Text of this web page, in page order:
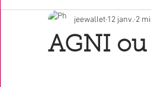
GRANDS PRINCIPES DE L'AYURVEDA
AGNI ou
jeewallet 12 janv. 2